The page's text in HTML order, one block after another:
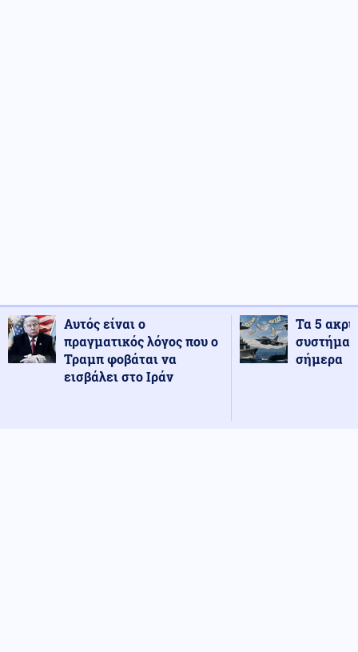
Αυτός είναι ο
πραγματικός λόγος που ο
Τραμπ φοβάται να
εισβάλει στο Ιράν
Τα 5
σήμερα